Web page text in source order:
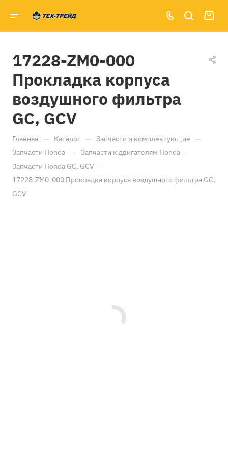
17228-ZM0-000
Прокладка корпуса
воздушного фильтра
GC, GCV
Главная — Каталог — Запчасти и комплектующие —
Запчасти Honda — Запчасти к двигателям Honda —
Запчасти Honda GC, GCV —
17228-ZM0-000 Прокладка корпуса воздушного фильтра GC,
GCV